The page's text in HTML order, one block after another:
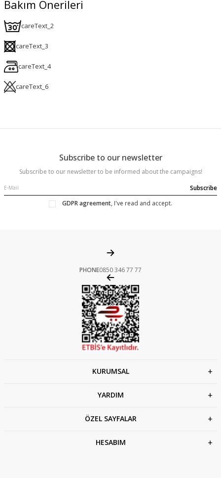
Bakım Önerileri
careText_2
careText_3
careText_4
careText_6
Subscribe to our newsletter
Subscribe to our newsletter to be informed about the campaigns!
Subscribe
GDPR agreement, I've read and accept.
PHONE0850 346 77 77
KURUMSAL
YARDIM
ÖZEL SAYFALAR
HESABIM